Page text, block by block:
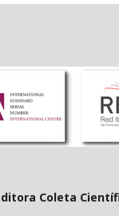
Coleta